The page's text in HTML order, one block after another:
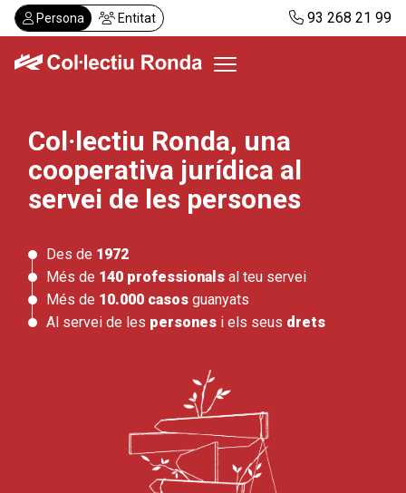
Vés
al
contingut
Persona Entitat 93 268 21 99
Col·lectiu Ronda
Serveis
Actualitat
Despatxos
Abonaments
CA ES
Col·lectiu Ronda, una
cooperativa jurídica al
servei de les persones
Des de 1972
Més de 140 professionals al teu servei
Més de 10.000 casos guanyats
Al servei de les persones i els seus drets